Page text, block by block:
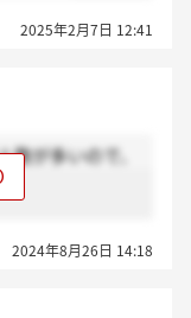
2025年2月7日 12:41
が多いので、
2024年8月26日 14:18